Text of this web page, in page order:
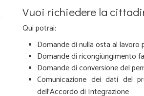
Vuoi richiedere la
Qui potrai:
Domande di nulla osta al
Domande di ricongiungimento
Domande di conversione del
Comunicazione dei dati del
dell’Accordo di Integrazione